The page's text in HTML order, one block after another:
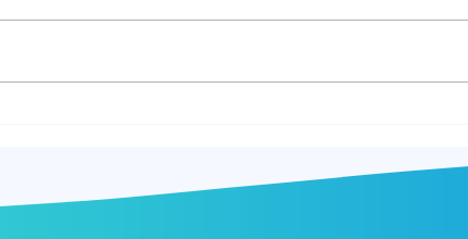
בו־זמנית - Trade-off